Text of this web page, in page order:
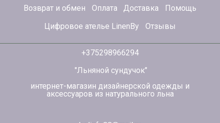
Возврат и обмен
Оплата Доставка
Помощь
Цифровое ателье LinenBy
Отзывы
+375298966294
"Льняной сундучок"
интернет-магазин дизайнерской одежды и
аксессуаров из натурального льна